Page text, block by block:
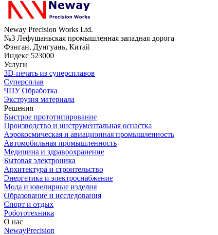
Neway Precision Works Ltd.
№3 Лефушаньская промышленная западная дорога
Фэнган, Дунгуань, Китай
Индекс 523000
Услуги
3D-печать из суперсплавов
Суперсплав
ЧПУ Обработка
Экструзия материала
Решения
Быстрое прототипирование
Производство и инструментальная оснастка
Аэрокосмическая и авиационная промышленность
Автомобильная промышленность
Медицина и здравоохранение
Бытовая электроника
Архитектура и строительство
Энергетика и электроснабжение
Мода и ювелирные изделия
Образование и исследования
Спорт и отдых
Робототехника
О нас
NewayPrecision